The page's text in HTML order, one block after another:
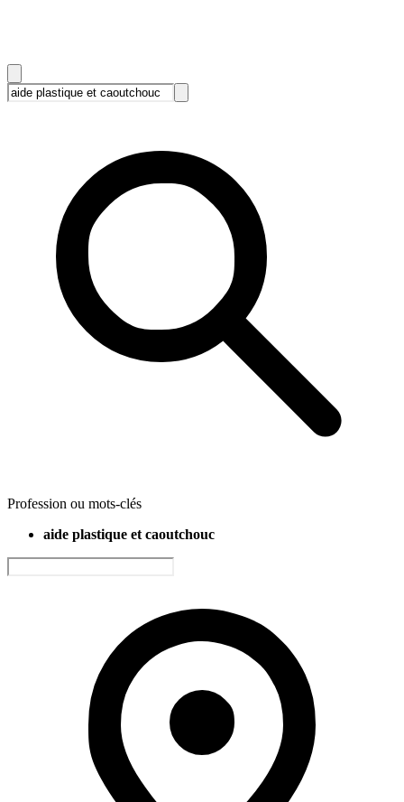
Profession ou mots-clés
aide plastique et caoutchouc